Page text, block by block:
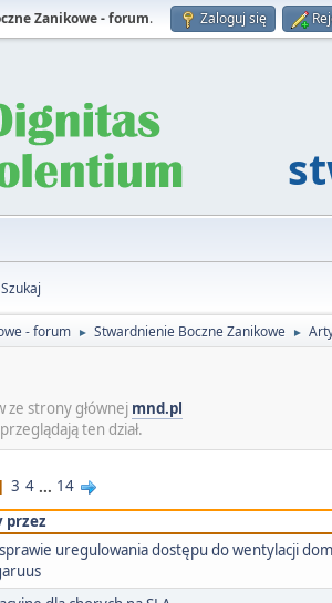
Zanikowe - forum. Zaloguj się
Szukaj
- forum ► Stwardnienie Boczne Zanikowe ►
ze strony głównej mnd.pl
ten dział.
3 4 ... 14
przez
uregulowania dostępu do wentylacji